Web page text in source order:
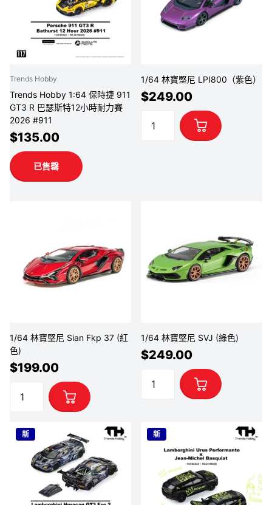
Trends Hobby
Trends Hobby 1:64 保時捷 911
GT3 R 巴瑟斯特12小時耐力賽
2026 #911
$135.00
已售罄
1/64 林寶堅尼 LPI800（紫色）
$249.00
1/64 林寶堅尼 Sian Fkp 37 (紅
色)
$199.00
1/64 林寶堅尼 SVJ (綠色)
$249.00
新 新